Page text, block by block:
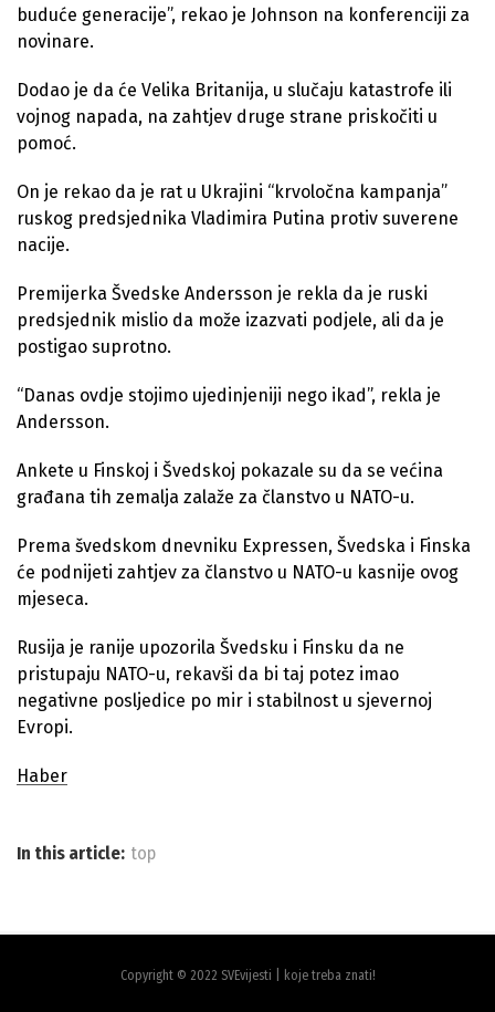
buduće generacije”, rekao je Johnson na konferenciji za
novinare.
Dodao je da će Velika Britanija, u slučaju katastrofe ili
vojnog napada, na zahtjev druge strane priskočiti u
pomoć.
On je rekao da je rat u Ukrajini “krvoločna kampanja”
ruskog predsjednika Vladimira Putina protiv suverene
nacije.
Premijerka Švedske Andersson je rekla da je ruski
predsjednik mislio da može izazvati podjele, ali da je
postigao suprotno.
“Danas ovdje stojimo ujedinjeniji nego ikad”, rekla je
Andersson.
Ankete u Finskoj i Švedskoj pokazale su da se većina
građana tih zemalja zalaže za članstvo u NATO-u.
Prema švedskom dnevniku Expressen, Švedska i Finska
će podnijeti zahtjev za članstvo u NATO-u kasnije ovog
mjeseca.
Rusija je ranije upozorila Švedsku i Finsku da ne
pristupaju NATO-u, rekavši da bi taj potez imao
negativne posljedice po mir i stabilnost u sjevernoj
Evropi.
Haber
In this article: top
Copyright © 2022 SVEvijesti | koje treba znati!